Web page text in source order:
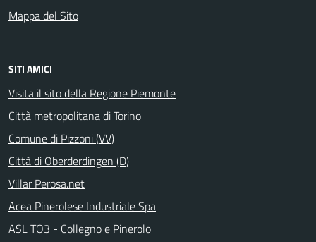
Mappa del Sito
SITI AMICI
Visita il sito della Regione Piemonte
Città metropolitana di Torino
Comune di Pizzoni (VV)
Città di Oberderdingen (D)
Villar Perosa.net
Acea Pinerolese Industriale Spa
ASL TO3 - Collegno e Pinerolo